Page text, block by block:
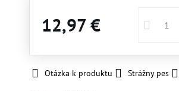
12,97 €
Otázka k produktu Strážny pes